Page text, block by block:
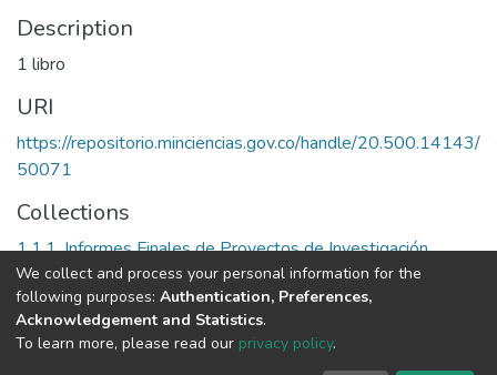
Description
1 libro
URI
https://repositorio.minciencias.gov.co/handle/20.500.14143/
50071
Collections
1.1.1. Informes Finales de Proyectos de Investigación
Full item page
DSpace software copyright © 2002-2026
We collect and process your personal information for the
following purposes: Authentication, Preferences,
Acknowledgement and Statistics.
To learn more, please read our privacy policy.